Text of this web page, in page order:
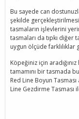
Bu sayede can
şekilde
tasmaların işlevlerini
tasmaları da tıpkı diğer
uygun ölçüde
Köpeğiniz için
tamamını bir tasmada
Red Line Boyun
Line Gezdirme